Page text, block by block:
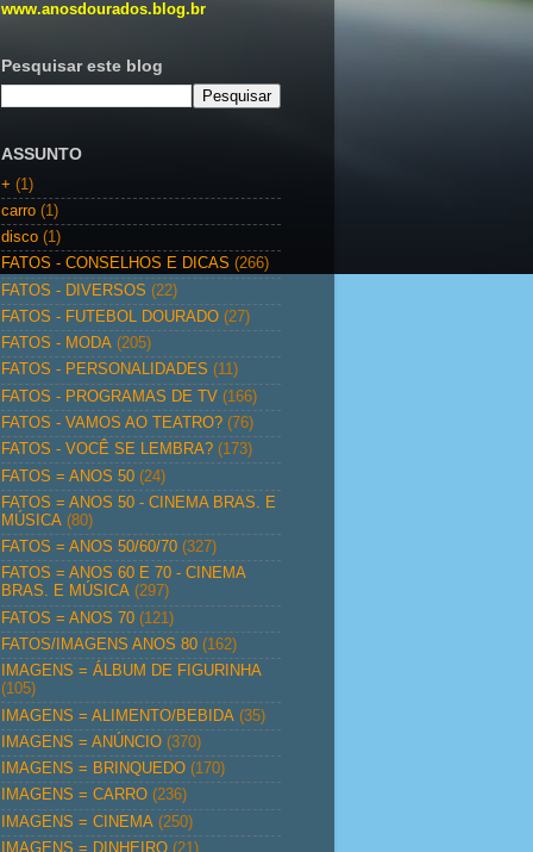
www.anosdourados.blog.br
Pesquisar este blog
ASSUNTO
+ (1)
carro (1)
disco (1)
FATOS - CONSELHOS E DICAS (266)
FATOS - DIVERSOS (22)
FATOS - FUTEBOL DOURADO (27)
FATOS - MODA (205)
FATOS - PERSONALIDADES (11)
FATOS - PROGRAMAS DE TV (166)
FATOS - VAMOS AO TEATRO? (76)
FATOS - VOCÊ SE LEMBRA? (173)
FATOS = ANOS 50 (24)
FATOS = ANOS 50 - CINEMA BRAS. E
MÚSICA (80)
FATOS = ANOS 50/60/70 (327)
FATOS = ANOS 60 E 70 - CINEMA
BRAS. E MÚSICA (297)
FATOS = ANOS 70 (121)
FATOS/IMAGENS ANOS 80 (162)
IMAGENS = ÁLBUM DE FIGURINHA
(105)
IMAGENS = ALIMENTO/BEBIDA (35)
IMAGENS = ANÚNCIO (370)
IMAGENS = BRINQUEDO (170)
IMAGENS = CARRO (236)
IMAGENS = CINEMA (250)
IMAGENS = DINHEIRO (21)